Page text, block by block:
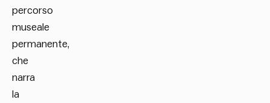
percorso
museale
permanente,
che
narra
la